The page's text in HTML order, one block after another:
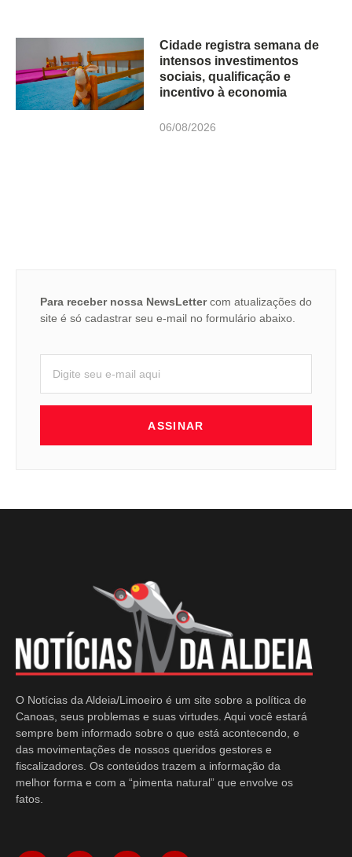
Cidade registra semana de
intensos investimentos
sociais, qualificação e
incentivo à economia
06/08/2026
Para receber nossa NewsLettercom atualizações do
site é só cadastrar seu e-mail no formulário abaixo.
ASSINAR
O Notícias da Aldeia/Limoeiro é um site sobre a política de
Canoas, seus problemas e suas virtudes. Aqui você estará
sempre bem informado sobre o que está acontecendo, e
das movimentações de nossos queridos gestores e
fiscalizadores. Os conteúdos trazem a informação da
melhor forma e com a “pimenta natural” que envolve os
fatos.